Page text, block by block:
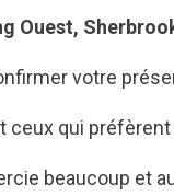
Ouest,
votre
ceux qui
beaucoup et